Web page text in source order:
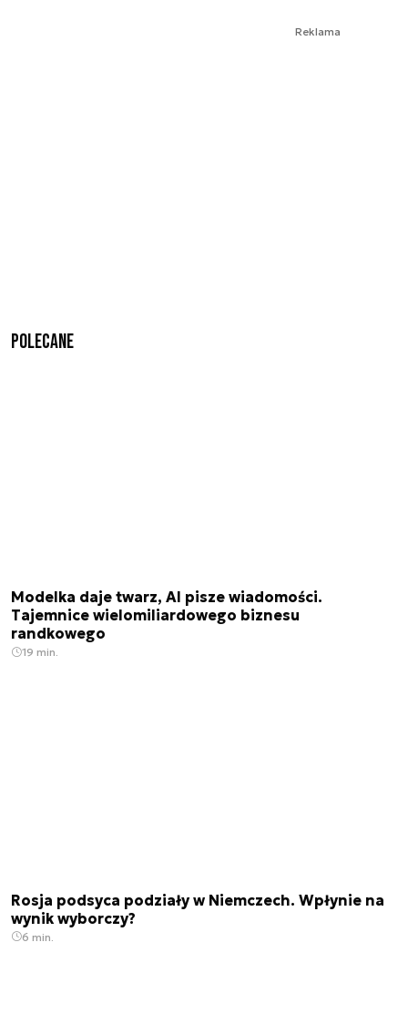
Reklama
Polecane
Modelka daje twarz, AI pisze wiadomości.
Tajemnice wielomiliardowego biznesu
randkowego
19 min.
Rosja podsyca podziały w Niemczech. Wpłynie na
wynik wyborczy?
6 min.